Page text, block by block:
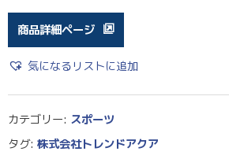
商品詳細ページ
気になるリストに追加
カテゴリー: スポーツ
タグ: 株式会社トレンドアクア